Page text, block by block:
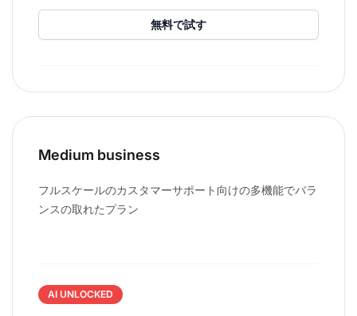
無料で試す
Medium business
フルスケールのカスタマーサポート向けの多機能でバラ
ンスの取れたプラン
AI UNLOCKED